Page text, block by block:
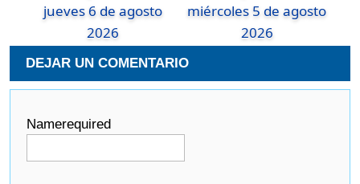
jueves 6 de agosto
2026
miércoles 5 de agosto
2026
DEJAR UN COMENTARIO
Namerequired